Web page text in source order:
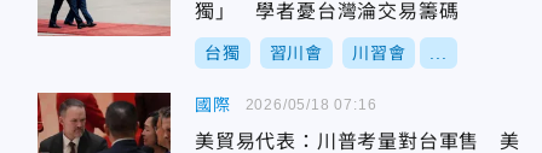
獨」 學者憂台灣淪交易籌碼
台獨 習川會 川習會
國際
美貿易代表：川普考量對台軍售 美
2026/05/18 07:16